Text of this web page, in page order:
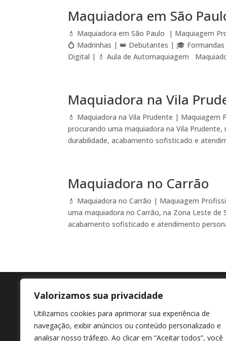
Valorizamos sua privacidade
Utilizamos cookies para aprimorar sua experiência de
navegação, exibir anúncios ou conteúdo personalizado e
analisar nosso tráfego. Ao clicar em “Aceitar todos”, você
Maquiadora em São
💄 Maquiadora em São Paulo | Maquiagem
💍 Madrinhas | 👑 Debutantes | 🎓
Digital | 💄 Aula de Automaquiagem
Maquiadora na Vila
💄 Maquiadora na Vila Prudente | Maquiagem
procurando uma maquiadora na Vila
durabilidade, acabamento sofisticado e
Maquiadora no Carrão
💄 Maquiadora no Carrão | Maquiagem
uma maquiadora no Carrão, na Zona Leste
acabamento sofisticado e atendimento
Agende agora
+55 11 98807-7322